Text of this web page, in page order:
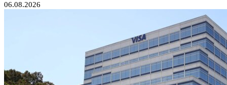
06.08.2026